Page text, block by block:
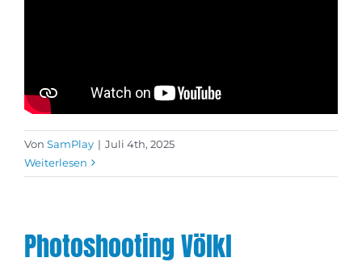
Von SamPlay | Juli 4th, 2025
Weiterlesen
Photoshooting Völkl